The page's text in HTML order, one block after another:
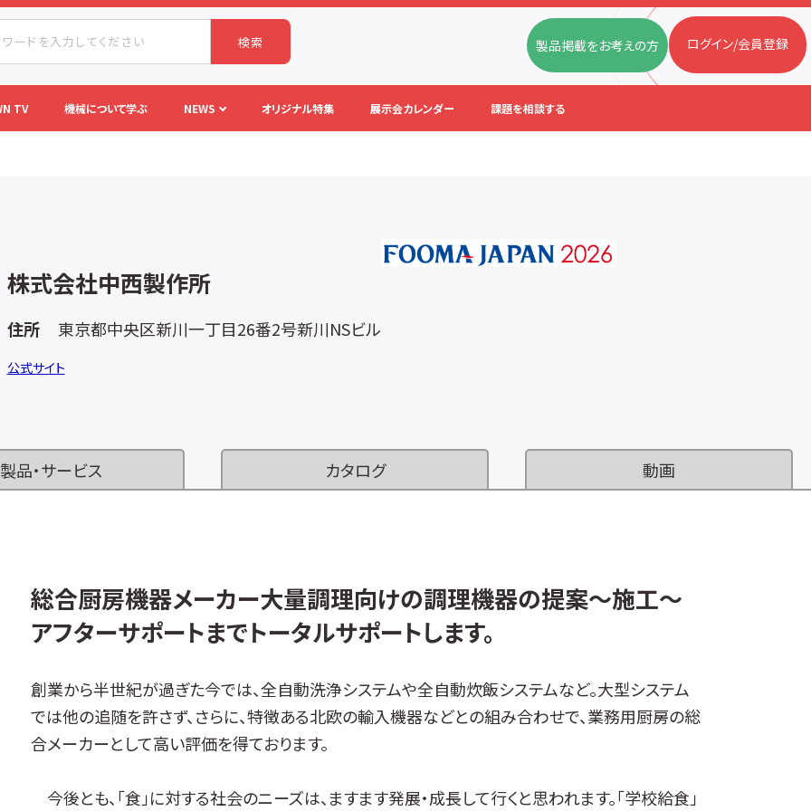
検索 製品掲載をお考えの方 ログイン/会員登録
TV 機械について学ぶ NEWS オリジナル特集 展示会カレンダー 課題を相談する
株式会社中西製作所
住所 東京都中央区新川一丁目26番2号新川NSビル
公式サイト
製品・サービス カタログ 動画
総合厨房機器メーカー大量調理向けの調理機器の提案～施工～
アフターサポートまでトータルサポートします。
創業から半世紀が過ぎた今では、全自動洗浄システムや全自動炊飯システムなど。大型システム
では他の追随を許さず、さらに、特徴ある北欧の輸入機器などとの組み合わせで、業務用厨房の総
合メーカーとして高い評価を得ております。
今後とも、「食」に対する社会のニーズは、ますます発展・成長して行くと思われます。「学校給食」